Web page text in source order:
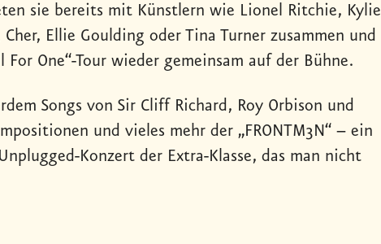
sie bereits mit Künstlern wie Lionel Ritchie, Kylie
Ellie Goulding oder Tina Turner zusammen und
One“-Tour wieder gemeinsam auf der Bühne.
Songs von Sir Cliff Richard, Roy Orbison und
und vieles mehr der „FRONTM3N“ – ein
Konzert der Extra-Klasse, das man nicht